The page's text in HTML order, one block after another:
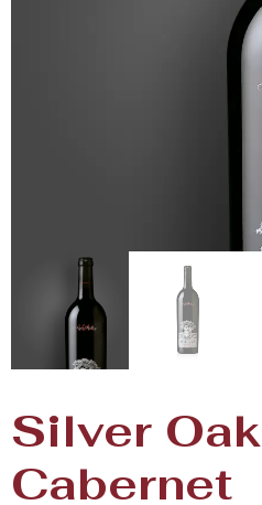
Silver Oak
Cabernet